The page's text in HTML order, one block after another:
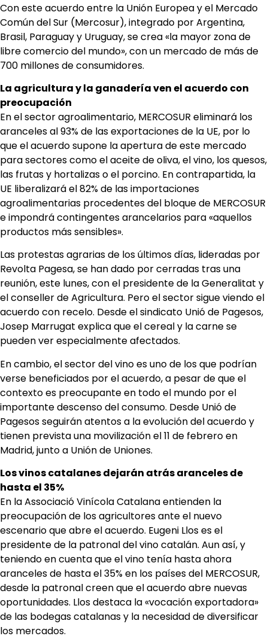
Con este acuerdo entre la Unión Europea y el Mercado
Común del Sur (Mercosur), integrado por Argentina,
Brasil, Paraguay y Uruguay, se crea «la mayor zona de
libre comercio del mundo», con un mercado de más de
700 millones de consumidores.
La agricultura y la ganadería ven el acuerdo con
preocupación
En el sector agroalimentario, MERCOSUR eliminará los
aranceles al 93% de las exportaciones de la UE, por lo
que el acuerdo supone la apertura de este mercado
para sectores como el aceite de oliva, el vino, los quesos,
las frutas y hortalizas o el porcino. En contrapartida, la
UE liberalizará el 82% de las importaciones
agroalimentarias procedentes del bloque de MERCOSUR
e impondrá contingentes arancelarios para «aquellos
productos más sensibles».
Las protestas agrarias de los últimos días, lideradas por
Revolta Pagesa, se han dado por cerradas tras una
reunión, este lunes, con el presidente de la Generalitat y
el conseller de Agricultura. Pero el sector sigue viendo el
acuerdo con recelo. Desde el sindicato Unió de Pagesos,
Josep Marrugat explica que el cereal y la carne se
pueden ver especialmente afectados.
En cambio, el sector del vino es uno de los que podrían
verse beneficiados por el acuerdo, a pesar de que el
contexto es preocupante en todo el mundo por el
importante descenso del consumo. Desde Unió de
Pagesos seguirán atentos a la evolución del acuerdo y
tienen prevista una movilización el 11 de febrero en
Madrid, junto a Unión de Uniones.
Los vinos catalanes dejarán atrás aranceles de
hasta el 35%
En la Associació Vinícola Catalana entienden la
preocupación de los agricultores ante el nuevo
escenario que abre el acuerdo. Eugeni Llos es el
presidente de la patronal del vino catalán. Aun así, y
teniendo en cuenta que el vino tenía hasta ahora
aranceles de hasta el 35% en los países del MERCOSUR,
desde la patronal creen que el acuerdo abre nuevas
oportunidades. Llos destaca la «vocación exportadora»
de las bodegas catalanas y la necesidad de diversificar
los mercados.